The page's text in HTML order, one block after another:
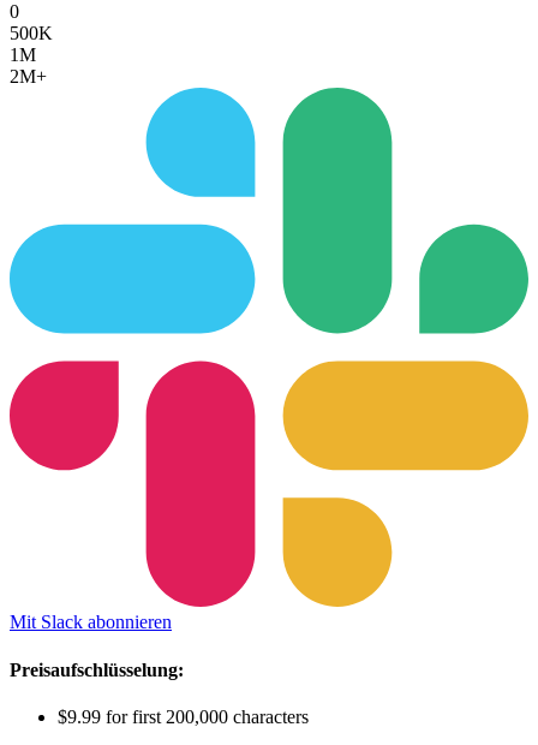
0
500K
1M
2M+
Mit Slack abonnieren
Preisaufschlüsselung:
$9.99 for first 200,000 characters